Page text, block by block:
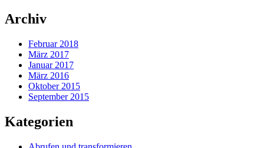
Archiv
Februar 2018
März 2017
Januar 2017
März 2016
Oktober 2015
September 2015
Kategorien